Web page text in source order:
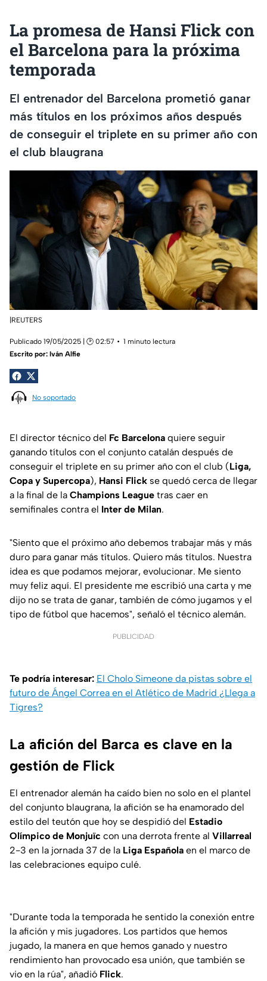
La promesa de Hansi Flick con
el Barcelona para la próxima
temporada
El entrenador del Barcelona prometió ganar
más títulos en los próximos años después
de conseguir el triplete en su primer año con
el club blaugrana
|REUTERS
Publicado 19/05/2025 | 🕑 02:57
1 minuto lectura
Escrito por: Iván Alfie
No soportado
El director técnico del Fc Barcelona quiere seguir
ganando títulos con el conjunto catalán después de
conseguir el triplete en su primer año con el club (Liga,
Copa y Supercopa), Hansi Flick se quedó cerca de llegar
a la final de la Champions League tras caer en
semifinales contra el Inter de Milan.
"Siento que el próximo año debemos trabajar más y más
duro para ganar más títulos. Quiero más títulos. Nuestra
idea es que podamos mejorar, evolucionar. Me siento
muy feliz aquí. El presidente me escribió una carta y me
dijo no se trata de ganar, también de cómo jugamos y el
tipo de fútbol que hacemos", señaló el técnico alemán.
PUBLICIDAD
Te podría interesar: El Cholo Simeone da pistas sobre el
futuro de Ángel Correa en el Atlético de Madrid ¿Llega a
Tigres?
La afición del Barca es clave en la
gestión de Flick
El entrenador alemán ha caído bien no solo en el plantel
del conjunto blaugrana, la afición se ha enamorado del
estilo del teutón que hoy se despidió del Estadio
Olímpico de Monjuïc con una derrota frente al Villarreal
2-3 en la jornada 37 de la Liga Española en el marco de
las celebraciones equipo culé.
"Durante toda la temporada he sentido la conexión entre
la afición y mis jugadores. Los partidos que hemos
jugado, la manera en que hemos ganado y nuestro
rendimiento han provocado esa unión, que también se
vio en la rúa", añadió Flick.